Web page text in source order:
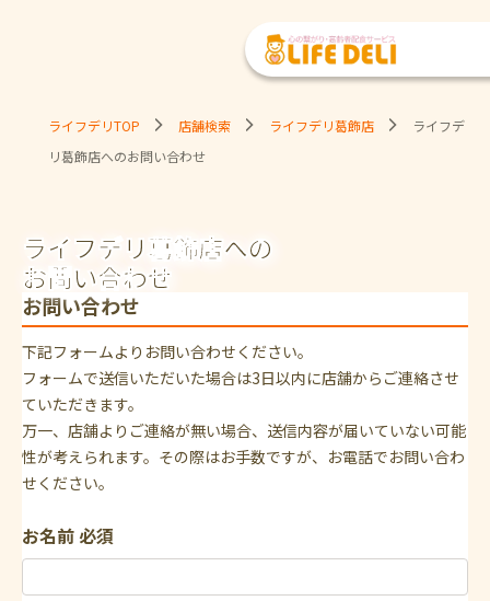
ライフデリTOP 店舗検索 ライフデリ葛飾店
ライフデ
リ葛飾店へのお問い合わせ
ライフデリ葛飾店への
お問い合わせ
お問い合わせ
下記フォームよりお問い合わせください。
フォームで送信いただいた場合は3日以内に店舗からご連絡させ
ていただきます。
万一、店舗よりご連絡が無い場合、送信内容が届いていない可能
性が考えられます。その際はお手数ですが、お電話でお問い合わ
せください。
お名前必須